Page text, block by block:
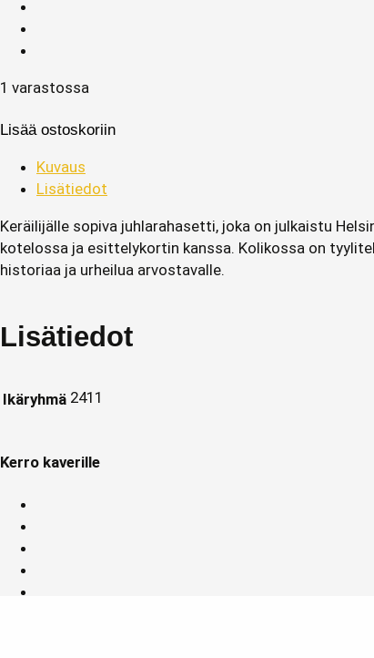
1 varastossa
Lisää ostoskoriin
Kuvaus
Lisätiedot
Keräilijälle sopiva juhlarahasetti, joka on julkaistu
kotelossa ja esittelykortin kanssa. Kolikossa on
historiaa ja urheilua arvostavalle.
Lisätiedot
Ikäryhmä 2411
Kerro kaverille